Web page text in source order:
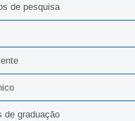
de pesquisa
de graduação